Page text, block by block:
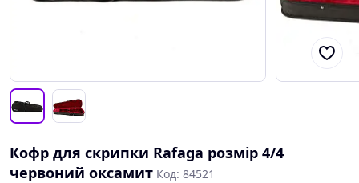
Кофр для скрипки Rafaga розмір 4/4
червоний оксамит Код: 84521